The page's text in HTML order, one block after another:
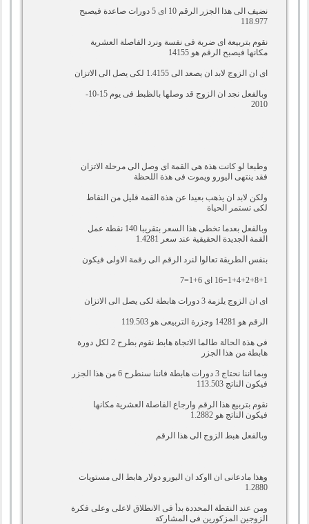
نضيف الى هذا الجزر الرقم 10 اى 5 دورات صاعدة فيصبح
118.977
نقوم بتربيعة اى ضربة فى نفسة ونرد الفاصلة العشرية
مكانها فيصبح الرقم هو 14155
اى ان الزوج لابد ان يصعد الى 1.4155 لكى يصل الى الاتزان
وبالفعل نجد ان الزوج قد وصلها بالظبط فى يوم 15-10-
2010
وطبعا لو كانت هذة هى القمة اى وصل الى مرحلة الاتزان
فقد ينتهى اليورو ويموت فى هذة اللحظة
ولكن لابد ان يذهب بعيدا عن هذة القمة قليل من النقاط
لكى تستمر الحياة
وبالفعل بعدما تخطى هذا السعر بتقريبا 140 نقطة عمل
القمة الجديدة الحقيقية عند سعر 1.4281
بنفس الطريقة تعالوا لنرد الرقم الى رقمة الاولى فيكون
1+4+2+8+1=16 اى 6+1=7
اى ان الزوج يلزمة 3 دورات هابطة لكى يصل الى الاتزان
الرقم هو 14281 وجزرة التربيعى هو 119.503
فى هذة الحالة طالما الاتجاة هابط نقوم بطرح 2 لكل دورة
هابطة من هذا الجزر
وبما اننا نحتاج 3 دورات هابطة فاننا سنطرح 6 من هذا الجزر
فيكون الناتج 113.503
نقوم بتربيع هذا الرقم وارجاع الفاصلة العشرية مكانها
فيكون الناتج هو 1.2882
وبالفعل هبط الزوج الى هذا الرقم
وهذا مادعانى ان ااوكد ان اليورو دولار هابط الى مستويات
1.2880
ومن عند النقطة المحددة بدأ فى الانطلاق لاعلى وعلى فكرة
الزوجين المزكورين فى المشاركة